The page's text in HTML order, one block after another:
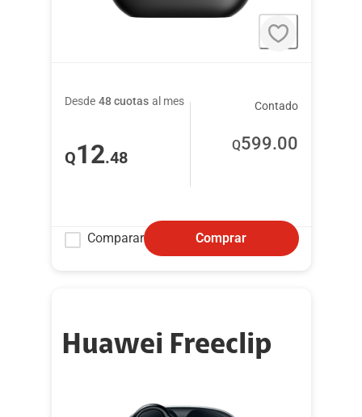
Desde 48 cuotas al mes
Q12.48
Contado
Q599.00
Comparar Comprar
Huawei Freeclip